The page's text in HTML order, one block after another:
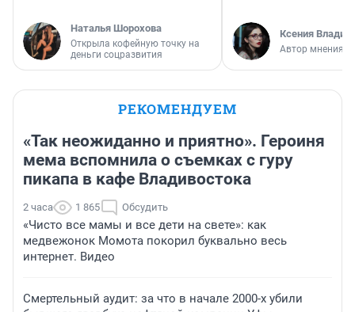
Наталья Шорохова
Открыла кофейную точку на
деньги соцразвития
Ксения
Автор мнения
РЕКОМЕНДУЕМ
«Так неожиданно и приятно». Героиня
мема вспомнила о съемках с гуру
пикапа в кафе Владивостока
2 часа 1 865 Обсудить
«Чисто все мамы и все дети на свете»: как
медвежонок Момота покорил буквально весь
интернет. Видео
Смертельный аудит: за что в начале 2000-х убили